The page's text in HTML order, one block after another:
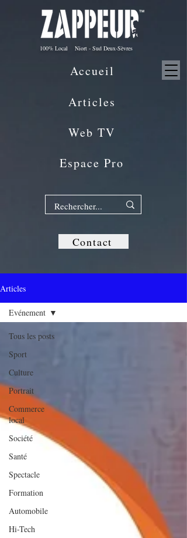
100% Local Niort - Sud Deux-Sèvres
Contact
Articles
Web TV
Espace Pro
Accueil
Articles
Tous les posts
Sport
Culture
Portrait
Commerce
local
Société
Santé
Spectacle
Formation
Automobile
Hi-Tech
Evénement